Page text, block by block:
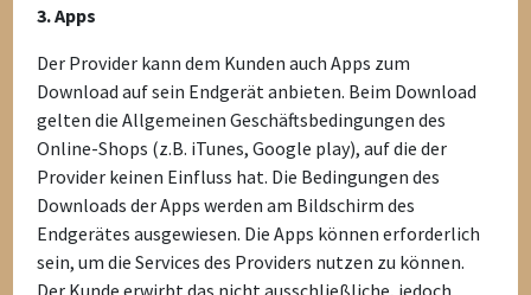
3. Apps
Der Provider kann dem Kunden auch Apps zum
Download auf sein Endgerät anbieten. Beim Download
gelten die Allgemeinen Geschäftsbedingungen des
Online-Shops (z.B. iTunes, Google play), auf die der
Provider keinen Einfluss hat. Die Bedingungen des
Downloads der Apps werden am Bildschirm des
Endgerätes ausgewiesen. Die Apps können erforderlich
sein, um die Services des Providers nutzen zu können.
Der Kunde erwirbt das nicht ausschließliche, jedoch